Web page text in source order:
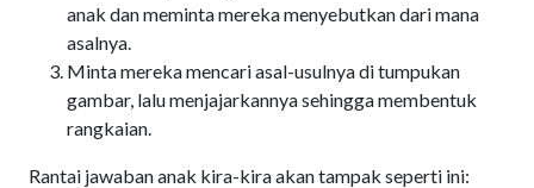
anak dan meminta mereka menyebutkan dari mana
asalnya.
Minta mereka mencari asal-usulnya di tumpukan
gambar, lalu menjajarkannya sehingga membentuk
rangkaian.
Rantai jawaban anak kira-kira akan tampak seperti ini: